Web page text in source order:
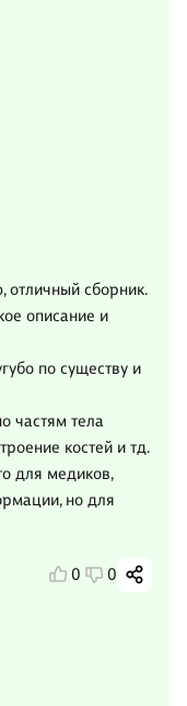
отличный сборник.
описание и
по существу и
частям тела
костей и тд.
для медиков,
но для
0 0